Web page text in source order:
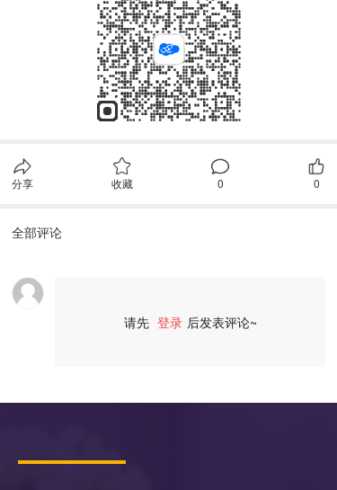
分享 收藏 0 0
全部评论
请先 登录 后发表评论~